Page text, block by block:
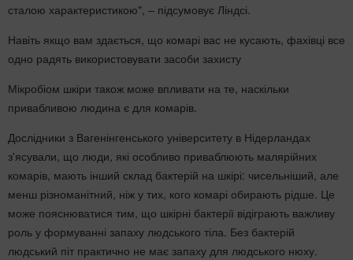
сталою характеристикою", – підсумовує Ліндсі.
Навіть якщо вам здається, що комарі вас не кусають, фахівці все
одно радять використовувати засоби захисту
Мікробіом шкіри також може впливати на те, наскільки
привабливою людина є для комарів.
Дослідники з Вагенінгенського університету в Нідерландах
з'ясували, що люди, які особливо приваблюють малярійних
комарів, мають інший склад бактерій на шкірі: чисельніший, але
менш різноманітний, ніж у тих, кого комарі обирають рідше. Це
може пояснюватися тим, що шкірні бактерії відіграють важливу
роль у формуванні запаху людського тіла. Без бактерій
людський піт практично не має запаху для людського нюху.